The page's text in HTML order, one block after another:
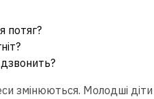
потяг?
змінюються. Молодші